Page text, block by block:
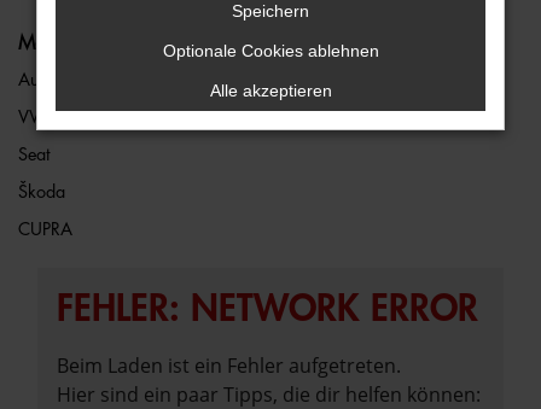
Marken
Audi
VW
Seat
Škoda
CUPRA
FEHLER: NETWORK ERROR
Beim Laden ist ein Fehler aufgetreten.
Hier sind ein paar Tipps, die dir helfen können:
Speichern
Optionale Cookies ablehnen
Alle akzeptieren